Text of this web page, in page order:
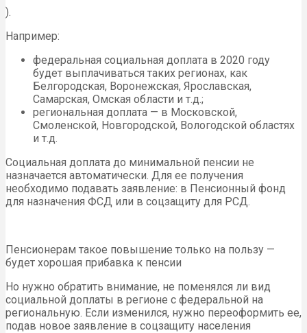
).
Например:
федеральная социальная доплата в 2020 году
будет выплачиваться таких регионах, как
Белгородская, Воронежская, Ярославская,
Самарская, Омская области и т.д.;
региональная доплата — в Московской,
Смоленской, Новгородской, Вологодской областях
и т.д.
Социальная доплата до минимальной пенсии не
назначается автоматически. Для ее получения
необходимо подавать заявление: в Пенсионный фонд
для назначения ФСД или в соцзащиту для РСД.
Пенсионерам такое повышение только на пользу —
будет хорошая прибавка к пенсии
Но нужно обратить внимание, не поменялся ли вид
социальной доплаты в регионе с федеральной на
региональную. Если изменился, нужно переоформить ее,
подав новое заявление в соцзащиту населения